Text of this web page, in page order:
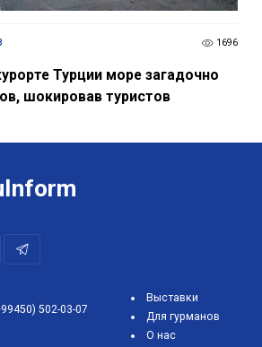
1696
Турции море загадочно
шокировав туристов
502-03-07
Выставки
Для гурманов
О нас